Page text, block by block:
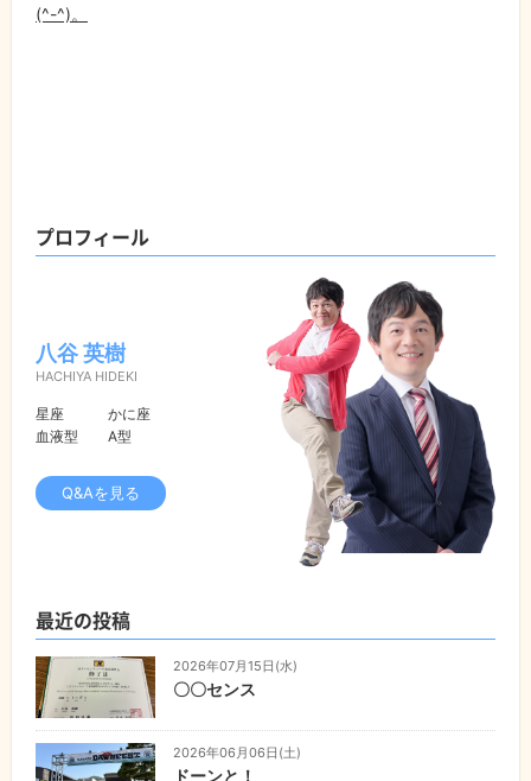
(^-^)。
プロフィール
八谷 英樹
HACHIYA HIDEKI
星座
かに座
血液型
A型
Q&Aを見る
最近の投稿
2026年07月15日(水)
〇〇センス
2026年06月06日(土)
ドーンと！